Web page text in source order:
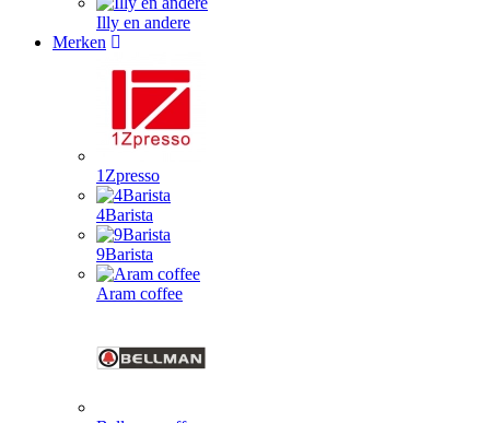
Illy en andere
Merken
1Zpresso
4Barista
9Barista
Aram coffee